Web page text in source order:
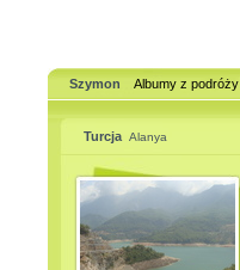
Szymon Albumy z podróży
Turcja Alanya